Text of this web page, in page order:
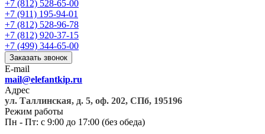
+7 (812) 528-65-00
+7 (911) 195-94-01
+7 (812) 528-96-78
+7 (812) 920-37-15
+7 (499) 344-65-00
Заказать звонок
E-mail
mail@elefantkip.ru
Адрес
ул. Таллинская, д. 5, оф. 202, СПб, 195196
Режим работы
Пн - Пт: с 9:00 до 17:00 (без обеда)